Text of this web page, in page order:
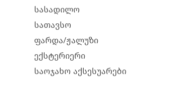
სასადილო
სათავსო
ფარდა/ჟალუზი
ექსტერიერი
საოჯახო აქსესუარები